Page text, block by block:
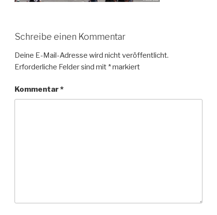
Schreibe einen Kommentar
Deine E-Mail-Adresse wird nicht veröffentlicht.
Erforderliche Felder sind mit *markiert
Kommentar*